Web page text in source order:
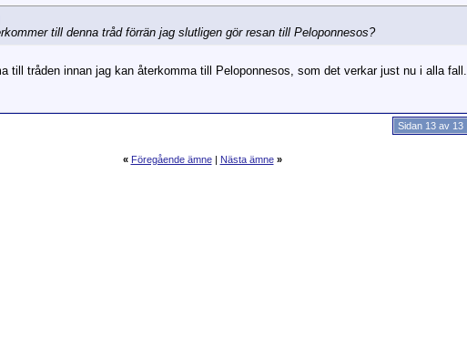
till denna tråd förrän jag slutligen gör resan till Peloponnesos?
till tråden innan jag kan återkomma till Peloponnesos, som det verkar just nu i alla fall.
Sidan 13 av 13
« Föregående ämne| Nästa ämne »